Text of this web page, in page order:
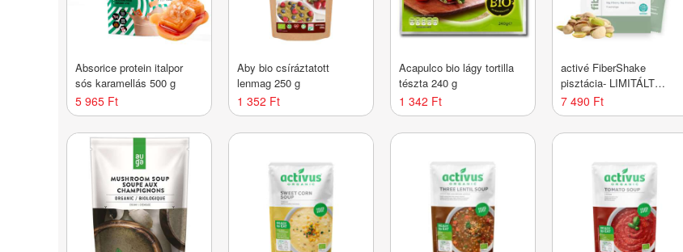
Absorice protein italpor
sós karamellás 500 g
5 965 Ft
Aby bio csíráztatott
lenmag 250 g
1 352 Ft
Acapulco bio lágy tortilla
tészta 240 g
1 342 Ft
activé FiberShake
pisztácia- LIMITÁLT
KIADÁS
7 490 Ft